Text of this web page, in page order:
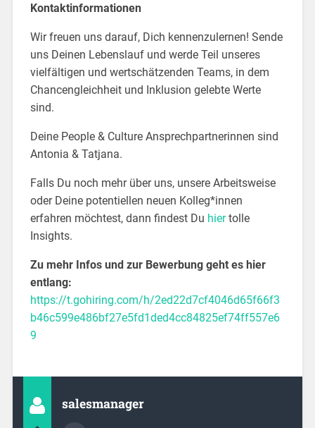
Kontaktinformationen
Wir freuen uns darauf, Dich kennenzulernen! Sende
uns Deinen Lebenslauf und werde Teil unseres
vielfältigen und wertschätzenden Teams, in dem
Chancengleichheit und Inklusion gelebte Werte
sind.
Deine People & Culture Ansprechpartnerinnen sind
Antonia & Tatjana.
Falls Du noch mehr über uns, unsere Arbeitsweise
oder Deine potentiellen neuen Kolleg*innen
erfahren möchtest, dann findest Du hiertolle
Insights.
Zu mehr Infos und zur Bewerbung geht es hier
entlang:
https://t.gohiring.com/h/2ed22d7cf4046d65f66f3
b46c599e486bf27e5fd1ded4cc84825ef74ff557e6
9
salesmanager